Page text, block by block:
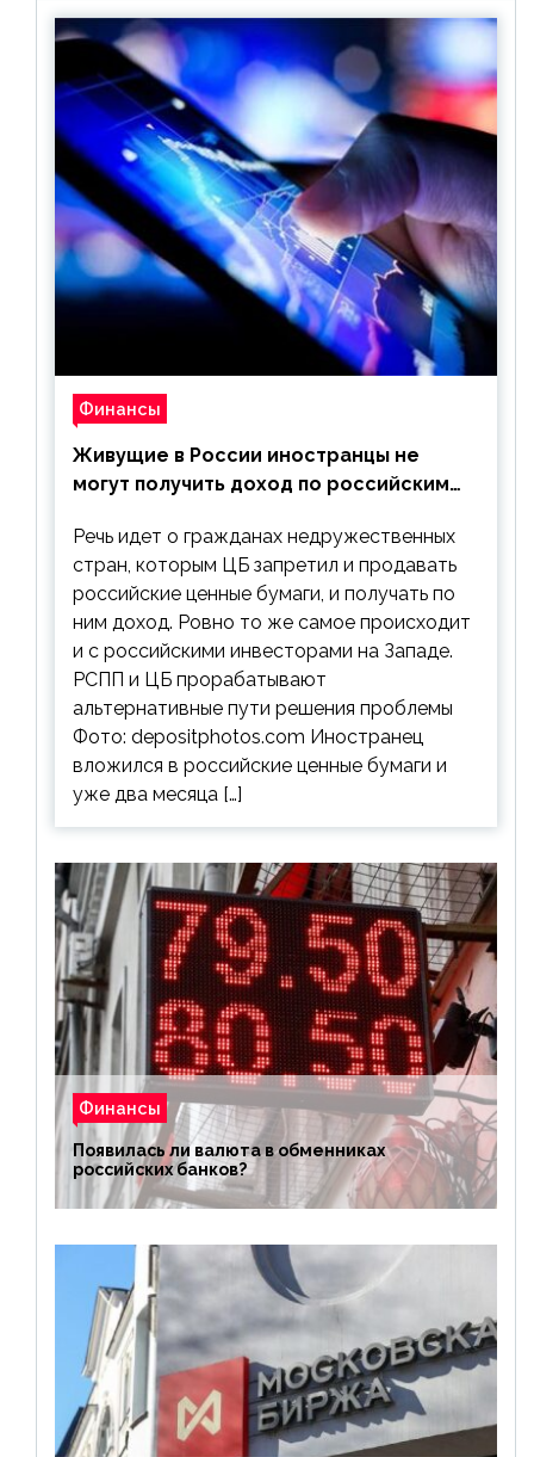
Финансы
Живущие в России иностранцы не
могут получить доход по российским
Речь идет о гражданах недружественных
стран, которым ЦБ запретил и продавать
российские ценные бумаги, и получать по
ним доход. Ровно то же самое происходит
и с российскими инвесторами на Западе.
РСПП и ЦБ прорабатывают
альтернативные пути решения проблемы
Фото: depositphotos.com Иностранец
вложился в российские ценные бумаги и
уже два месяца […]
Финансы
Появилась ли валюта в обменниках
российских банков?